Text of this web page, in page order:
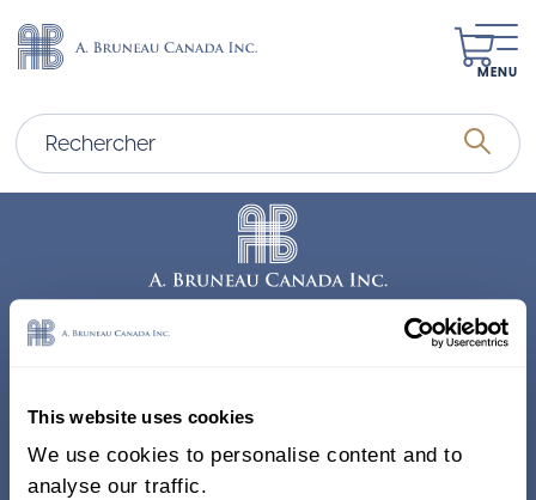
This website uses cookies
We use cookies to personalise content and to
analyse our traffic.
MENU
338, Rue Saint-Antoine E.
Bureau 011, Montréal QC
H2Y 1A3 Canada